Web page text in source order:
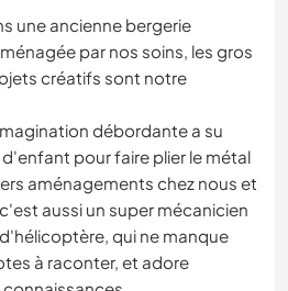
une ancienne bergerie
par nos soins, les gros
créatifs sont notre
débordante a su
pour faire plier le métal
aménagements chez nous et
aussi un super mécanicien
qui ne manque
à raconter, et adore